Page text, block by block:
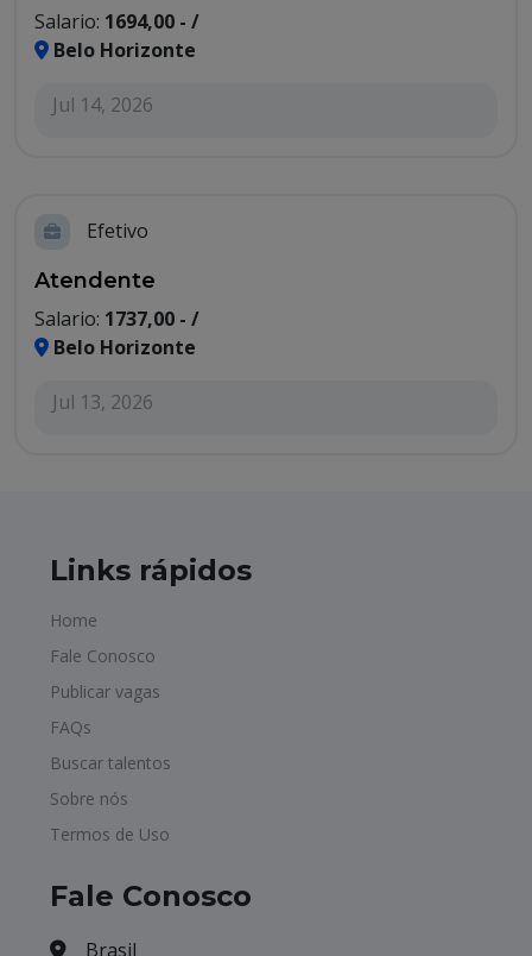
Salario: 1694,00 - /
Belo Horizonte
Jul 14, 2026
Efetivo
Atendente
Salario: 1737,00 - /
Belo Horizonte
Jul 13, 2026
Links rápidos
Home
Fale Conosco
Publicar vagas
FAQs
Buscar talentos
Sobre nós
Termos de Uso
Fale Conosco
Brasil